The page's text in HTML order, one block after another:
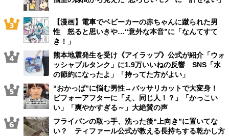
【漫画】電車でベビーカーの赤ちゃんに蹴られた男
性 怒ると思いきや…“意外な本音”に「なんてすて
き！」
熊本地震発生を受け《アイラップ》公式が紹介「ウォ
ッシャブルタンク」に1.9万いいねの反響 SNS「水
の節約になったよ」「持ってた方がよい」
“おかっぱ”に悩む男性→バッサリカットで大変身！
ビフォーアフターに「え、同じ人！？」「かっこい
い」「爽やかすぎる～」大絶賛の声
フライパンの取っ手、洗った後“上向き”に置いてな
い？ ティファール公式が教える長持ちする乾かし方